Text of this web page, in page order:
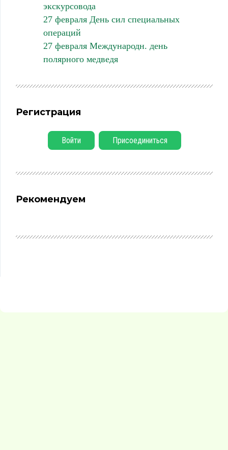
экскурсовода
27 февраля День сил специальных
операций
27 февраля Международн. день
полярного медведя
Регистрация
Войти Присоединиться
Рекомендуем